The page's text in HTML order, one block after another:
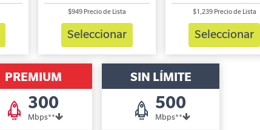
$949 Precio de Lista
Seleccionar
$1,239Precio de Lista
Seleccionar
PREMIUM
300
Mbps**
SIN LÍMITE
500
Mbps**